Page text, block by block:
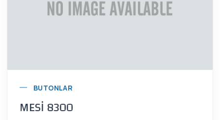
BUTONLAR
MESİ 8300